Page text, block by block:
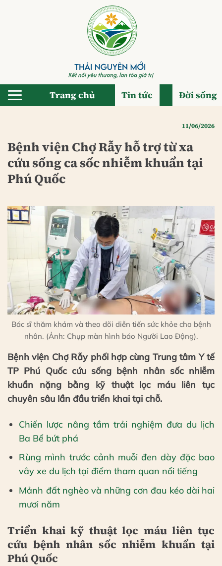
Trang chủ Tin tức Đời sống
11/06/2026
Bệnh viện Chợ Rẫy hỗ trợ từ xa
cứu sống ca sốc nhiễm khuẩn tại
Phú Quốc
Bác sĩ thăm khám và theo dõi diễn tiến sức khỏe cho bệnh
nhân. (Ảnh: Chụp màn hình báo Người Lao Động).
Bệnh viện Chợ Rẫy phối hợp cùng Trung tâm Y tế
TP Phú Quốc cứu sống bệnh nhân sốc nhiễm
khuẩn nặng bằng kỹ thuật lọc máu liên tục
chuyên sâu lần đầu triển khai tại chỗ.
Chiến lược nâng tầm trải nghiệm đưa du lịch
Ba Bể bứt phá
Rùng mình trước cảnh muỗi đen dày đặc bao
vây xe du lịch tại điểm tham quan nổi tiếng
Mảnh đất nghèo và những cơn đau kéo dài hai
mươi năm
Triển khai kỹ thuật lọc máu liên tục
cứu bệnh nhân sốc nhiễm khuẩn tại
Phú Quốc